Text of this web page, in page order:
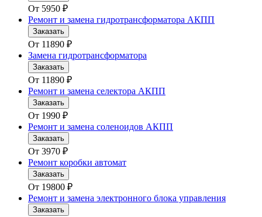
От 5950 ₽
Ремонт и замена гидротрансформатора АКПП
Заказать
От 11890 ₽
Замена гидротрансформатора
Заказать
От 11890 ₽
Ремонт и замена селектора АКПП
Заказать
От 1990 ₽
Ремонт и замена соленоидов АКПП
Заказать
От 3970 ₽
Ремонт коробки автомат
Заказать
От 19800 ₽
Ремонт и замена электронного блока управления
Заказать